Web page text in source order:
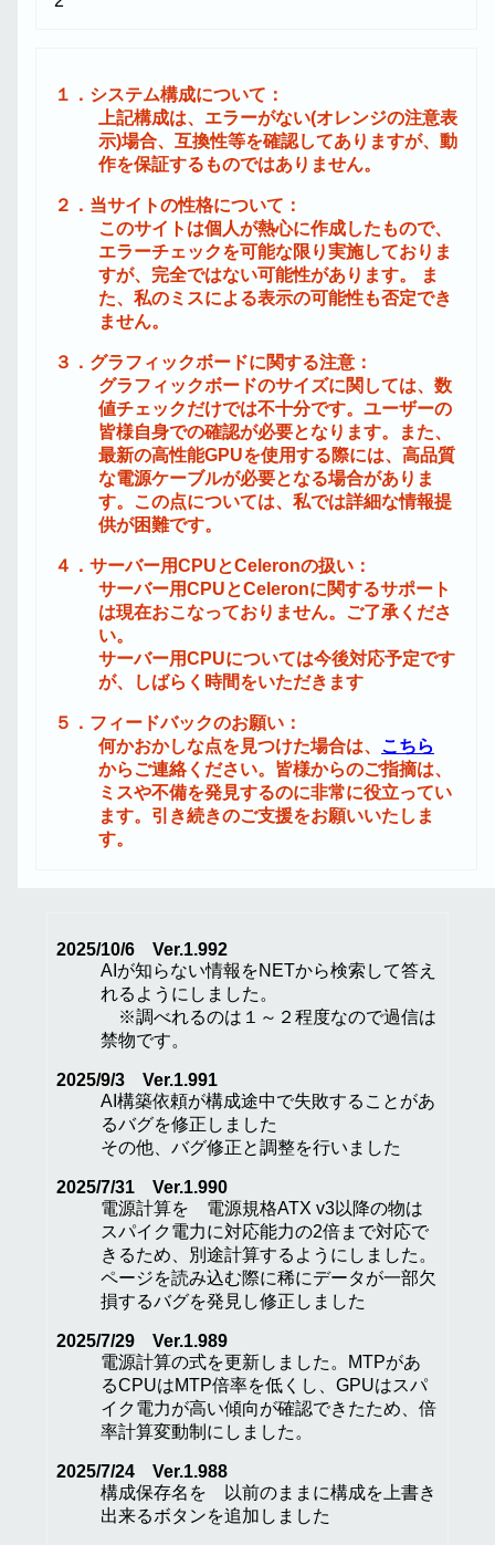
１．システム構成について：
上記構成は、エラーがない(オレンジの注意表
示)場合、互換性等を確認してありますが、動
作を保証するものではありません。
２．当サイトの性格について：
このサイトは個人が熱心に作成したもので、
エラーチェックを可能な限り実施しておりま
すが、完全ではない可能性があります。 ま
た、私のミスによる表示の可能性も否定でき
ません。
３．グラフィックボードに関する注意：
グラフィックボードのサイズに関しては、数
値チェックだけでは不十分です。ユーザーの
皆様自身での確認が必要となります。また、
最新の高性能GPUを使用する際には、高品質
な電源ケーブルが必要となる場合がありま
す。この点については、私では詳細な情報提
供が困難です。
４．サーバー用CPUとCeleronの扱い：
サーバー用CPUとCeleronに関するサポート
は現在おこなっておりません。ご了承くださ
い。
サーバー用CPUについては今後対応予定です
が、しばらく時間をいただきます
５．フィードバックのお願い：
何かおかしな点を見つけた場合は、 こちら
からご連絡ください。皆様からのご指摘は、
ミスや不備を発見するのに非常に役立ってい
ます。引き続きのご支援をお願いいたしま
す。
2025/10/6 Ver.1.992
AIが知らない情報をNETから検索して答え
れるようにしました。
※調べれるのは１～２程度なので過信は
禁物です。
2025/9/3 Ver.1.991
AI構築依頼が構成途中で失敗することがあ
るバグを修正しました
その他、バグ修正と調整を行いました
2025/7/31 Ver.1.990
電源計算を 電源規格ATX v3以降の物は
スパイク電力に対応能力の2倍まで対応で
きるため、別途計算するようにしました。
ページを読み込む際に稀にデータが一部欠
損するバグを発見し修正しました
2025/7/29 Ver.1.989
電源計算の式を更新しました。MTPがあ
るCPUはMTP倍率を低くし、GPUはスパ
イク電力が高い傾向が確認できたため、倍
率計算変動制にしました。
2025/7/24 Ver.1.988
構成保存名を 以前のままに構成を上書き
出来るボタンを追加しました